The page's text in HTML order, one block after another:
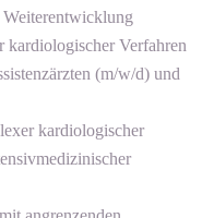
kardiologischer Verfahren
(m/w/d) und
kardiologischer